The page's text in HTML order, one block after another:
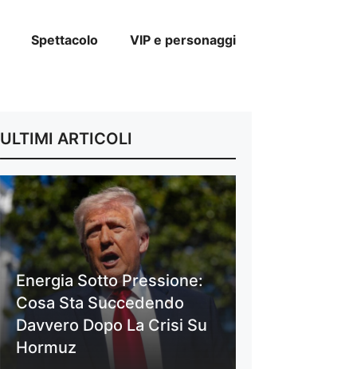
Spettacolo VIP e personaggi
ULTIMI ARTICOLI
Energia Sotto Pressione:
Cosa Sta Succedendo
Davvero Dopo La Crisi Su
Hormuz